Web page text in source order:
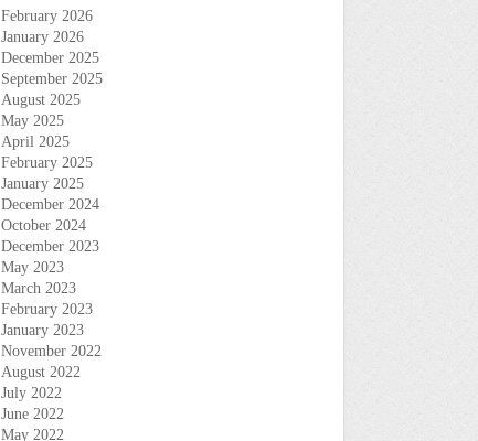
February 2026
January 2026
December 2025
September 2025
August 2025
May 2025
April 2025
February 2025
January 2025
December 2024
October 2024
December 2023
May 2023
March 2023
February 2023
January 2023
November 2022
August 2022
July 2022
June 2022
May 2022